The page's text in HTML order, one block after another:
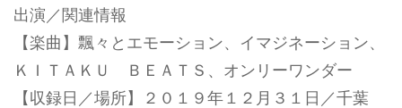
出演／関連情報
【楽曲】飄々とエモーション、イマジネーション、
ＫＩＴＡＫＵ ＢＥＡＴＳ、オンリーワンダー
【収録日／場所】２０１９年１２月３１日／千葉